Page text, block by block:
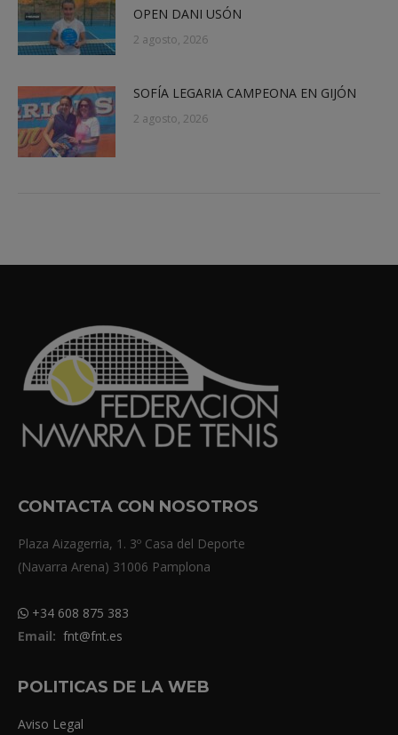
OPEN DANI USÓN
2 agosto, 2026
SOFÍA LEGARIA CAMPEONA EN GIJÓN
2 agosto, 2026
CONTACTA CON NOSOTROS
Plaza Aizagerria, 1. 3º Casa del Deporte
(Navarra Arena) 31006 Pamplona
+34 608 875 383
Email: fnt@fnt.es
POLITICAS DE LA WEB
Aviso Legal